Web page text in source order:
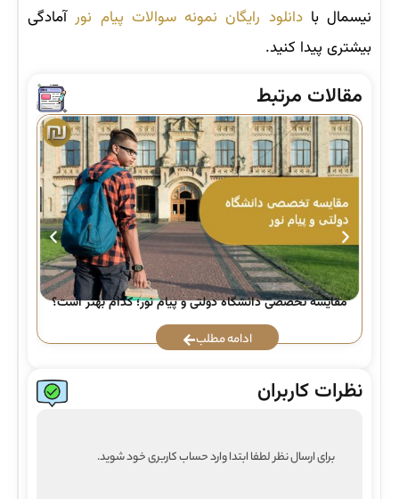
نیسمال بادانلود رایگان نمونه سوالات پیام نورآمادگی
بیشتری پیدا کنید.
مقالات مرتبط
مقایسه تخصصی دانشگاه دولتی و پیام نور؛ کدام بهتر است؟
ادامه مطلب
نظرات کاربران
برای ارسال نظر لطفا ابتدا وارد حساب کاربری خود شوید.